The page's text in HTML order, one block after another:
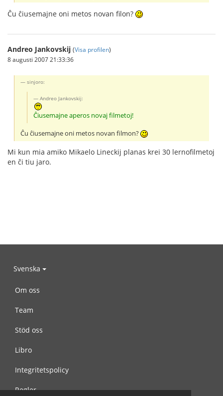
Ĉu ĉiusemajne oni metos novan filon?
Andreo Jankovskij (Visa profilen)
8 augusti 2007 21:33:36
sinjoro:
Andreo Jankovskij:
Ĉiusemajne aperos novaj filmetoj!
Ĉu ĉiusemajne oni metos novan filmon?
Mi kun mia amiko Mikaelo Lineckij planas krei 30 lernofilmetoj
en ĉi tiu jaro.
Svenska
Om oss
Team
Stöd oss
Libro
Integritetspolicy
Regler